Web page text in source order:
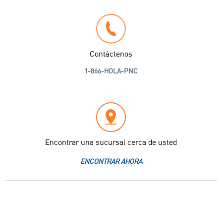
Contáctenos
1-866-HOLA-PNC
Encontrar una sucursal cerca de usted
ENCONTRAR AHORA